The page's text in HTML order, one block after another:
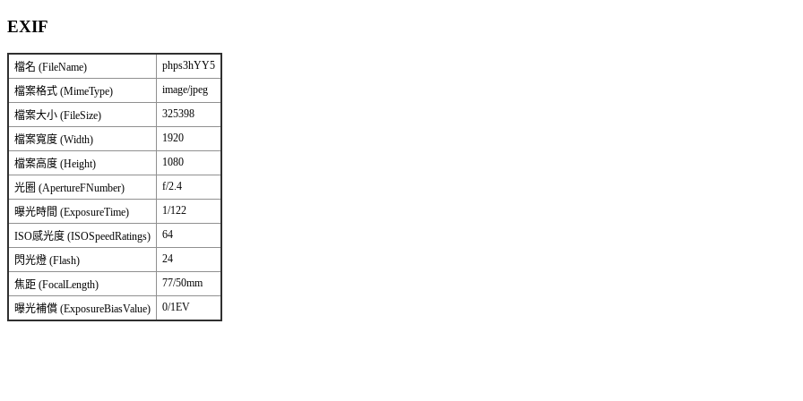
EXIF
檔名 (FileName) phps3hYY5
檔案格式 (MimeType) image/jpeg
檔案大小 (FileSize) 325398
檔案寬度 (Width) 1920
檔案高度 (Height) 1080
光圈 (ApertureFNumber) f/2.4
曝光時間 (ExposureTime) 1/122
ISO感光度 (ISOSpeedRatings) 64
閃光燈 (Flash) 24
焦距 (FocalLength) 77/50mm
曝光補償 (ExposureBiasValue) 0/1EV